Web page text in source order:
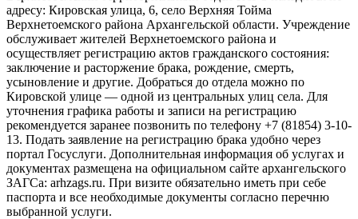
адресу: Кировская улица, 6, село Верхняя Тойма
Верхнетоемского района Архангельской области. Учреждение
обслуживает жителей Верхнетоемского района и
осуществляет регистрацию актов гражданского состояния:
заключение и расторжение брака, рождение, смерть,
усыновление и другие. Добраться до отдела можно по
Кировской улице — одной из центральных улиц села. Для
уточнения графика работы и записи на регистрацию
рекомендуется заранее позвонить по телефону +7 (81854) 3-10-
13. Подать заявление на регистрацию брака удобно через
портал Госуслуги. Дополнительная информация об услугах и
документах размещена на официальном сайте архангельского
ЗАГСа: arhzags.ru. При визите обязательно иметь при себе
паспорта и все необходимые документы согласно перечню
выбранной услуги.